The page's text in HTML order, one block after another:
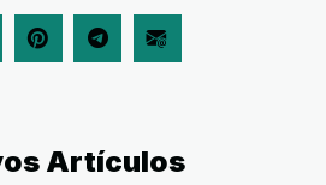
Artículos